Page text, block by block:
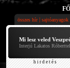
összes hír| sajtóanyagok
Mi lesz veled
Interjú Lakatos
h i r d e t é s